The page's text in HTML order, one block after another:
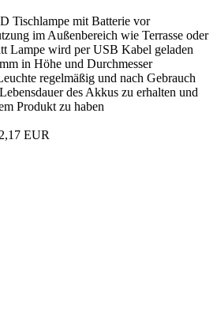
Tischlampe mit Batterie vor
im Außenbereich wie Terrasse oder
Lampe wird per USB Kabel geladen
in Höhe und Durchmesser
regelmäßig und nach Gebrauch
des Akkus zu erhalten und
Produkt zu haben
EUR